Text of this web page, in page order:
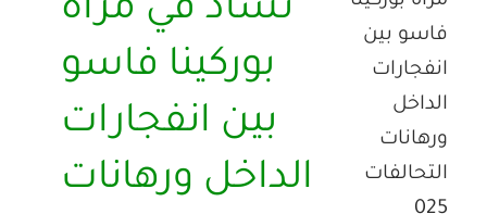
تشاد في مرآة
بوركينا فاسو
بين انفجارات
الداخل ورهانات